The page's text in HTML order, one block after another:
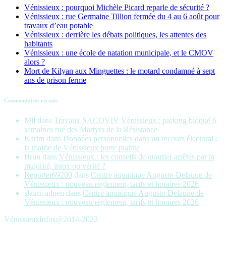
Vénissieux : pourquoi Michèle Picard reparle de sécurité ?
Vénissieux : rue Germaine Tillion fermée du 4 au 6 août pour
travaux d’eau potable
Vénissieux : derrière les débats politiques, les attentes des
habitants
Vénissieux : une école de natation municipale, et le CMOV
alors ?
Mort de Kilyan aux Minguettes : le motard condamné à sept
ans de prison ferme
Commentaires récents
Mil dans Travaux SACOVIV Vénissieux : parking bloqué 6
semaines rue des Martyrs de la Résistance
Karim dans Données personnelles dans un recours électoral :
la mairie de Vénissieux porte plainte
Brun dans Vénissieux : les conseils de quartier arrêtés par la
majorité, intox ou vérité ?
Reporter69200 dans Centre aquatique Auguste-Delaune de
Vénissieux : nouveau règlement, tarifs et horaires 2026
slaimi adnen dans Centre aquatique Auguste-Delaune de
Vénissieux : nouveau règlement, tarifs et horaires 2026
VénissieuxInfos@2014-2023